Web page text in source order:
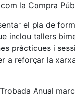
la Compra
el pla de
inclou tallers
pràctiques i
a reforçar la
Anual